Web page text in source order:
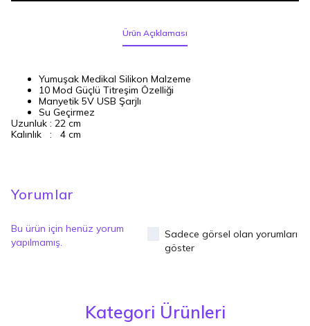
Ürün Açıklaması
Yumuşak Medikal Silikon Malzeme
10 Mod Güçlü Titreşim Özelliği
Manyetik 5V USB Şarjlı
Su Geçirmez
Uzunluk : 22 cm
Kalınlık : 4 cm
Yorumlar
Bu ürün için henüz yorum
yapılmamış.
Sadece görsel olan yorumları
göster
Kategori Ürünleri